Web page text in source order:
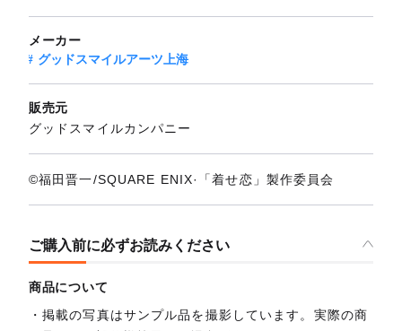
メーカー
グッドスマイルアーツ上海
販売元
グッドスマイルカンパニー
©福田晋一/SQUARE ENIX·「着せ恋」製作委員会
ご購入前に必ずお読みください
商品について
掲載の写真はサンプル品を撮影しています。実際の商